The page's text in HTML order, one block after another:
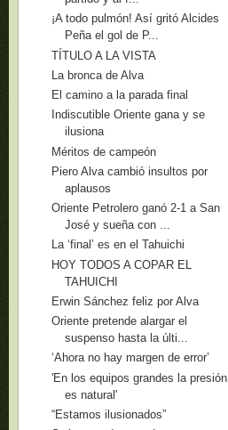
¡A todo pulmón! Así gritó Alcides
Peña el gol de P...
TÍTULO A LA VISTA
La bronca de Alva
El camino a la parada final
Indiscutible Oriente gana y se
ilusiona
Méritos de campeón
Piero Alva cambió insultos por
aplausos
Oriente Petrolero ganó 2-1 a San
José y sueña con ...
La ‘final’ es en el Tahuichi
HOY TODOS A COPAR EL
TAHUICHI
Erwin Sánchez feliz por Alva
Oriente pretende alargar el
suspenso hasta la últi...
‘Ahora no hay margen de error’
'En los equipos grandes la presión
es natural'
“Estamos ilusionados”